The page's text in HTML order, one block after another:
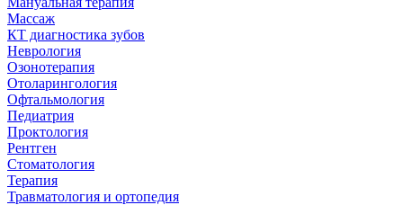
Массаж
КТ диагностика зубов
Неврология
Озонотерапия
Отоларингология
Офтальмология
Педиатрия
Проктология
Рентген
Стоматология
Терапия
Травматология и ортопедия